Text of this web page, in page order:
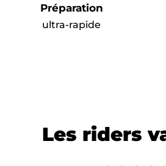
Préparation
ultra-rapide
Les riders